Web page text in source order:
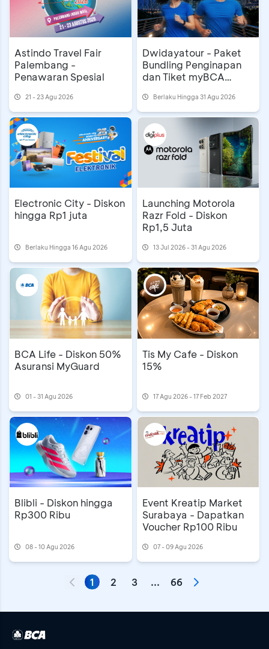
Astindo Travel Fair
Palembang -
Penawaran Spesial
21 - 23 Agu 2026
Dwidayatour - Paket
Bundling Penginapan
dan Tiket myBCA
Festival 2026
Berlaku Hingga 31 Agu 2026
Electronic City - Diskon
hingga Rp1 juta
Berlaku Hingga 16 Agu 2026
Launching Motorola
Razr Fold - Diskon
Rp1,5 Juta
13 Jul 2026 - 31 Agu 2026
BCA Life - Diskon 50%
Asuransi MyGuard
01 - 31 Agu 2026
Tis My Cafe - Diskon
15%
17 Agu 2026 - 17 Feb 2027
Blibli - Diskon hingga
Rp300 Ribu
08 - 10 Agu 2026
Event Kreatip Market
Surabaya - Dapatkan
Voucher Rp100 Ribu
07 - 09 Agu 2026
1 2 3 ... 66